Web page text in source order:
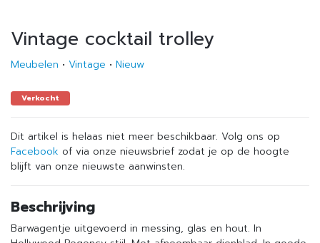
Vintage cocktail trolley
Meubelen • Vintage • Nieuw
Verkocht
Dit artikel is helaas niet meer beschikbaar. Volg ons op
Facebook of via onze nieuwsbrief zodat je op de hoogte
blijft van onze nieuwste aanwinsten.
Beschrijving
Barwagentje uitgevoerd in messing, glas en hout. In